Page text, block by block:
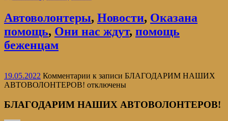
Автоволонтеры, Новости, Оказана
помощь, Они нас ждут, помощь
беженцам
19.05.2022 Комментарии к записи БЛАГОДАРИМ НАШИХ
АВТОВОЛОНТЕРОВ! отключены
БЛАГОДАРИМ НАШИХ АВТОВОЛОНТЕРОВ!